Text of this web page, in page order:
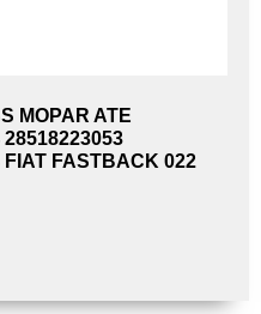
MOPAR ATE
FIAT FASTBACK 022